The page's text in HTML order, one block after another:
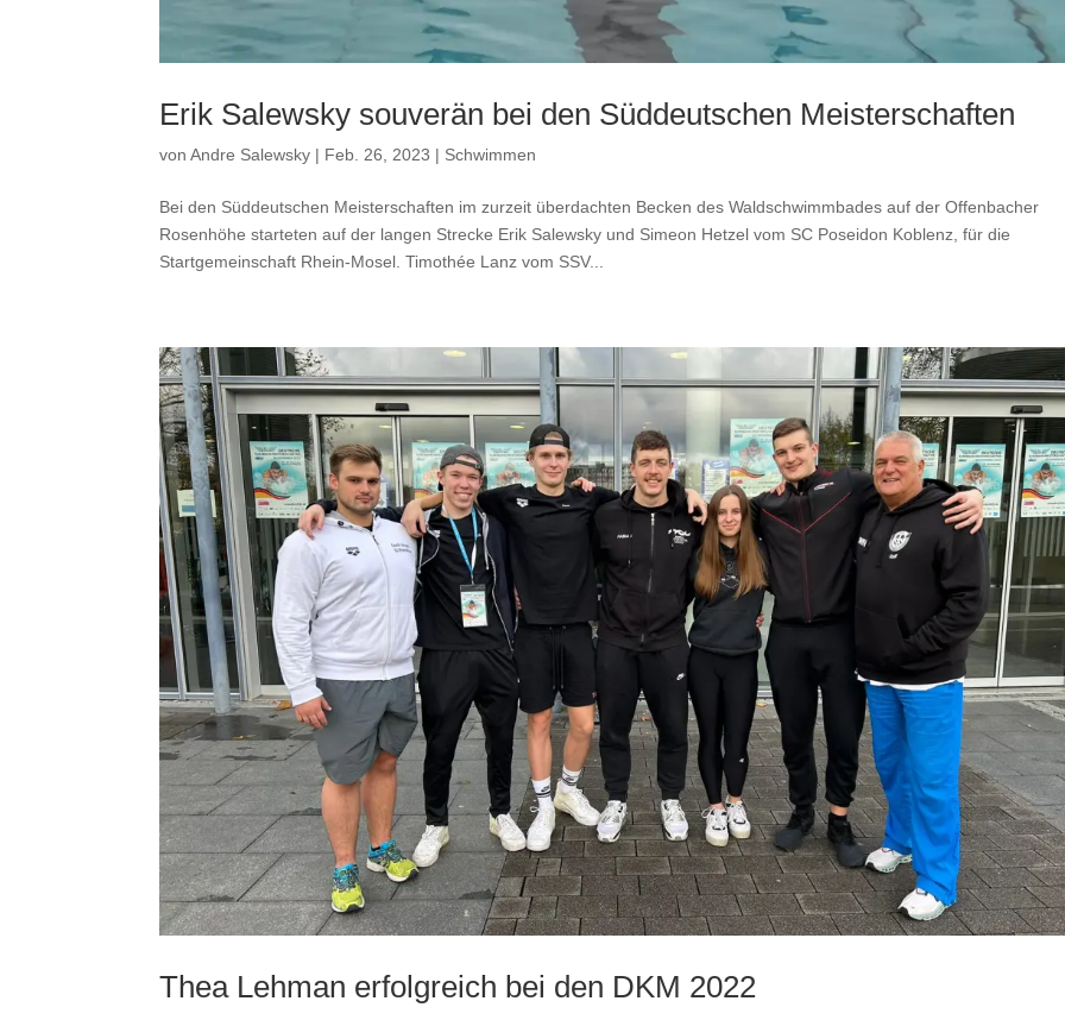
Erik Salewsky souverän bei den Süddeutschen Meisterschaften
vonAndre Salewsky | Feb. 26, 2023 | Schwimmen
Bei den Süddeutschen Meisterschaften im zurzeit überdachten Becken des Waldschwimmbades auf der Offenbacher
Rosenhöhe starteten auf der langen Strecke Erik Salewsky und Simeon Hetzel vom SC Poseidon Koblenz, für die
Startgemeinschaft Rhein-Mosel. Timothée Lanz vom SSV...
Thea Lehman erfolgreich bei den DKM 2022